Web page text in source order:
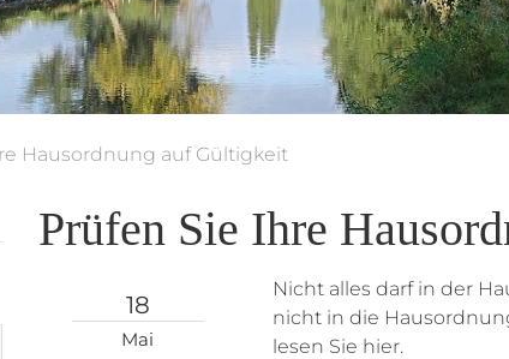
Hausordnung auf Gültigkeit
Prüfen Sie Ihre
18
Mai
Nicht alles darf in der
nicht in die
lesen Sie hier.